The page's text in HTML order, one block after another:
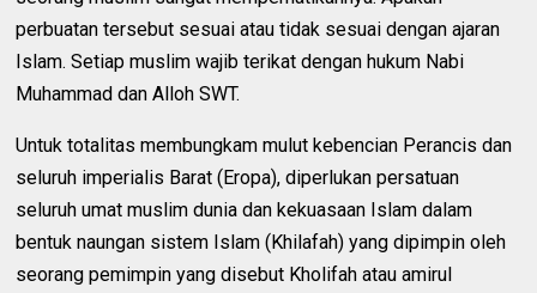
perbuatan tersebut sesuai atau tidak sesuai dengan ajaran
Islam. Setiap muslim wajib terikat dengan hukum Nabi
Muhammad dan Alloh SWT.
Untuk totalitas membungkam mulut kebencian Perancis dan
seluruh imperialis Barat (Eropa), diperlukan persatuan
seluruh umat muslim dunia dan kekuasaan Islam dalam
bentuk naungan sistem Islam (Khilafah) yang dipimpin oleh
seorang pemimpin yang disebut Kholifah atau amirul